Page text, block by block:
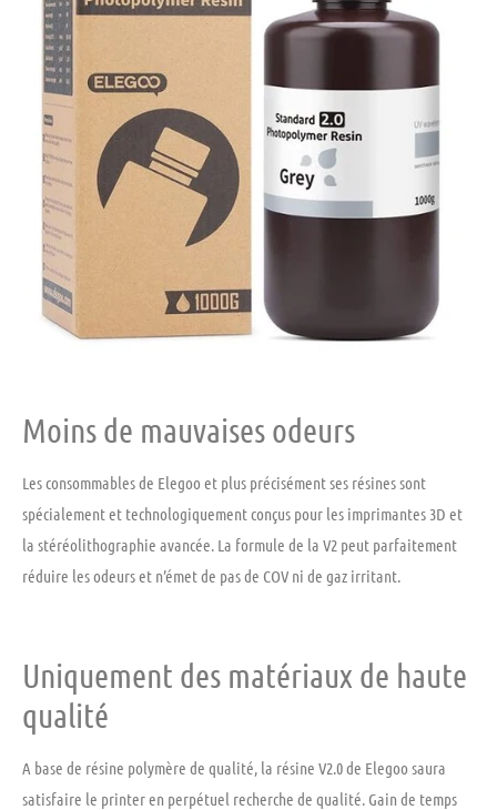
Moins de mauvaises odeurs
Les consommables de Elegoo et plus précisément ses résines sont
spécialement et technologiquement conçus pour les imprimantes 3D et
la stéréolithographie avancée. La formule de la V2 peut parfaitement
réduire les odeurs et n’émet de pas de COV ni de gaz irritant.
Uniquement des matériaux de haute
qualité
A base de résine polymère de qualité, la résine V2.0 de Elegoo saura
satisfaire le printer en perpétuel recherche de qualité. Gain de temps